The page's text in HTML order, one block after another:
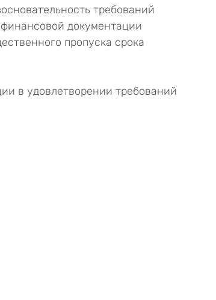
требований
документации
пропуска срока
в удовлетворении требований